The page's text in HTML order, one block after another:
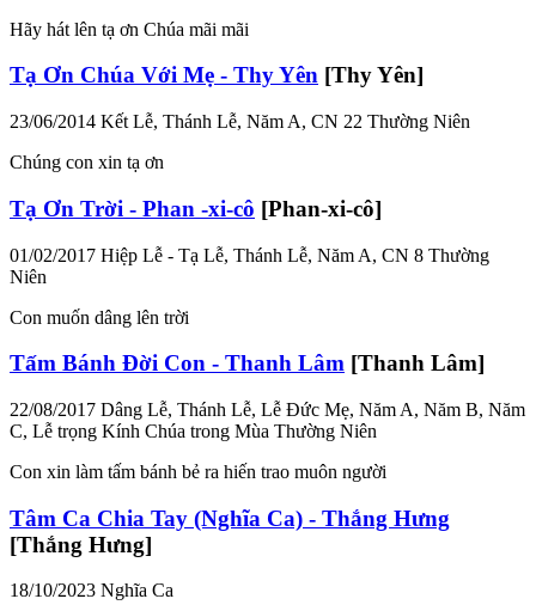
Hãy hát lên tạ ơn Chúa mãi mãi
Tạ Ơn Chúa Với Mẹ - Thy Yên [Thy Yên]
23/06/2014 Kết Lễ, Thánh Lễ, Năm A, CN 22 Thường Niên
Chúng con xin tạ ơn
Tạ Ơn Trời - Phan -xi-cô [Phan-xi-cô]
01/02/2017 Hiệp Lễ - Tạ Lễ, Thánh Lễ, Năm A, CN 8 Thường
Niên
Con muốn dâng lên trời
Tấm Bánh Đời Con - Thanh Lâm [Thanh Lâm]
22/08/2017 Dâng Lễ, Thánh Lễ, Lễ Đức Mẹ, Năm A, Năm B, Năm
C, Lễ trọng Kính Chúa trong Mùa Thường Niên
Con xin làm tấm bánh bẻ ra hiến trao muôn người
Tâm Ca Chia Tay (Nghĩa Ca) - Thắng Hưng
[Thắng Hưng]
18/10/2023 Nghĩa Ca